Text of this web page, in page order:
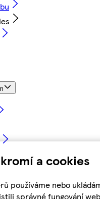
a cookies
používáme nebo
správné fungování